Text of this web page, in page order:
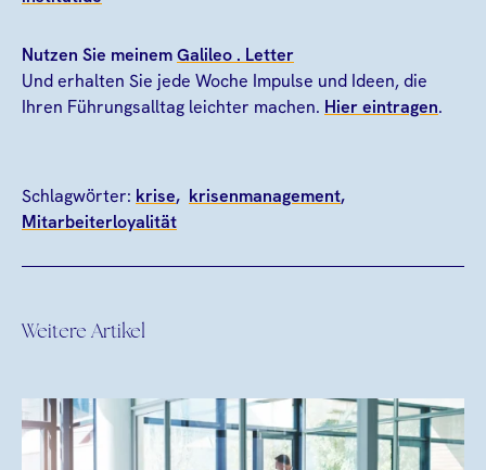
Nutzen Sie meinemGalileo . Letter
Und erhalten Sie jede Woche Impulse und Ideen, die
Ihren Führungsalltag leichter machen. Hier eintragen.
Schlagwörter: krise
krisenmanagement
Mitarbeiterloyalität
Weitere Artikel